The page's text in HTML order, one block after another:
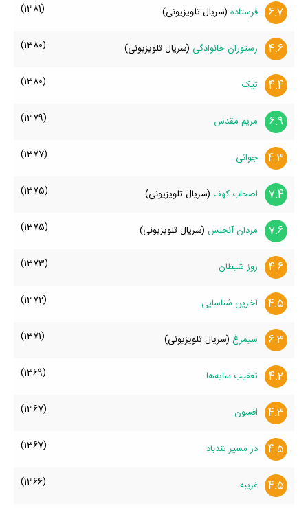
6.7 فرستاده (سریال تلویزیونی) (1381)
4.6 رستوران خانوادگی (سریال تلویزیونی) (1380)
4.4 تیک (1380)
6.9 مریم مقدس (1379)
4.3 جوانی (1377)
7.4 اصحاب کهف (سریال تلویزیونی) (1375)
7.6 مردان آنجلس (سریال تلویزیونی) (1375)
4.6 روز شیطان (1373)
4.5 آخرین شناسایی (1372)
6.3 سیمرغ (سریال تلویزیونی) (1371)
4.2 تعقیب سایه‌ها (1369)
4.3 افسون (1367)
4.5 در مسیر تندباد (1367)
4.5 غریبه (1366)